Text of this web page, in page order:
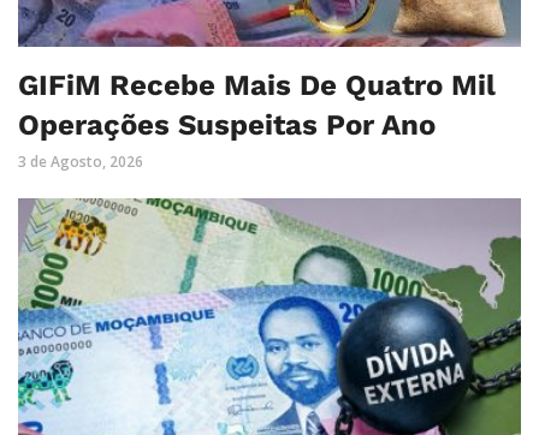
GIFiM Recebe Mais De Quatro Mil
Operações Suspeitas Por Ano
3 de Agosto, 2026